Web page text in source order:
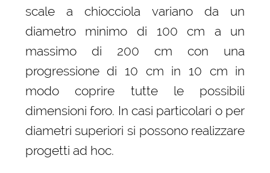
scale a chiocciola variano da un
diametro minimo di 100 cm a un
massimo di 200 cm con una
progressione di 10 cm in 10 cm in
modo coprire tutte le possibili
dimensioni foro. In casi particolari o per
diametri superiori si possono realizzare
progetti ad hoc.